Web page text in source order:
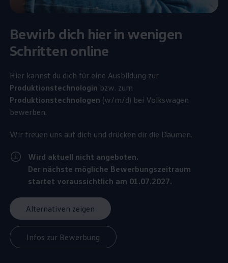
Bewirb dich hier in wenigen
Schritten online
Hier kannst du dich für eine Ausbildung zur
Produktionstechnologin bzw. zum
Produktionstechnologen (w/m/d) bei Volkswagen
bewerben.
Wir freuen uns auf dich und drücken dir die Daumen.
Wird aktuell nicht angeboten.
Der nächste mögliche Bewerbungszeitraum
startet voraussichtlich am 01.07.2027.
Alternativen zeigen
Infos zur Bewerbung